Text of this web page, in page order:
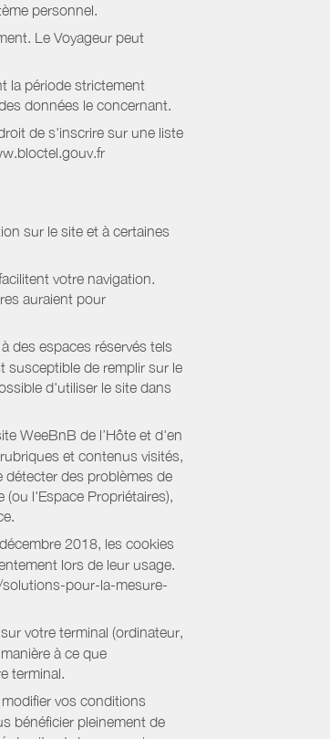
personnel.
Le Voyageur peut
la période strictement
données le concernant.
de s'inscrire sur une liste
sur le site et à certaines
votre navigation.
auraient pour
des espaces réservés tels
susceptible de remplir sur le
d'utiliser le site dans
WeeBnB de l’Hôte et d'en
et contenus visités,
détecter des problèmes de
(ou l'Espace Propriétaires),
2018, les cookies
lors de leur usage.
solutions-pour-la-mesure-
votre terminal (ordinateur,
à ce que
terminal.
vos conditions
bénéficier pleinement de